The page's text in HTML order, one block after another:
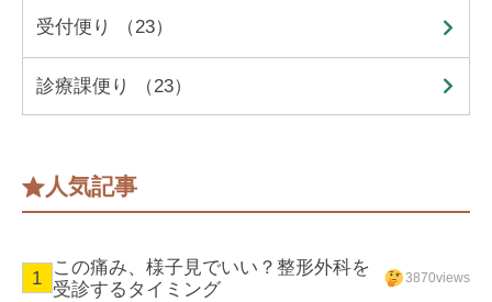
受付便り （23）
診療課便り （23）
人気記事
この痛み、様子見でいい？整形外科を
受診するタイミング
3870views